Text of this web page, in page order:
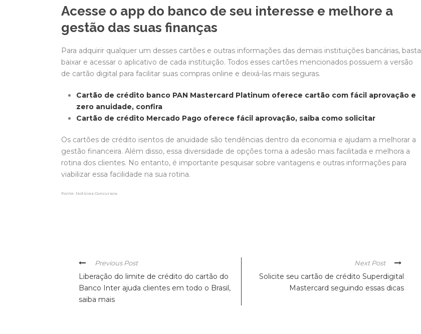
Acesse o app do banco de seu interesse e melhore a
gestão das suas finanças
Para adquirir qualquer um desses cartões e outras informações das demais instituições bancárias, basta
baixar e acessar o aplicativo de cada instituição. Todos esses cartões mencionados possuem a versão
de cartão digital para facilitar suas compras online e deixá-las mais seguras.
Cartão de crédito banco PAN Mastercard Platinum oferece cartão com fácil aprovação e
zero anuidade, confira
Cartão de crédito Mercado Pago oferece fácil aprovação, saiba como solicitar
Os cartões de crédito isentos de anuidade são tendências dentro da economia e ajudam a melhorar a
gestão financeira. Além disso, essa diversidade de opções torna a adesão mais facilitada e melhora a
rotina dos clientes. No entanto, é importante pesquisar sobre vantagens e outras informações para
viabilizar essa facilidade na sua rotina.
Fonte: Notícias Concursos
Previous Post
Liberação do limite de crédito do cartão do
Banco Inter ajuda clientes em todo o Brasil,
saiba mais
Next Post
Solicite seu cartão de crédito Superdigital
Mastercard seguindo essas dicas